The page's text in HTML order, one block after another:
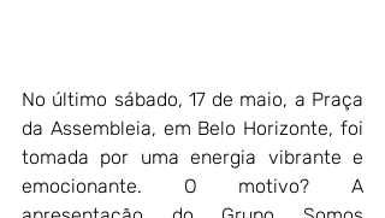
No último sábado, 17 de maio, a Praça
da Assembleia, em Belo Horizonte, foi
tomada por uma energia vibrante e
emocionante. O motivo? A